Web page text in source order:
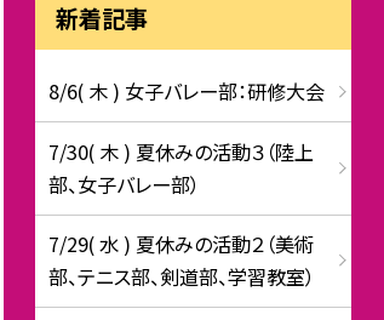
新着記事
8/6( 木 ) 女子バレー部：研修大会
7/30( 木 ) 夏休みの活動３（陸上
部、女子バレー部）
7/29( 水 ) 夏休みの活動２（美術
部、テニス部、剣道部、学習教室）